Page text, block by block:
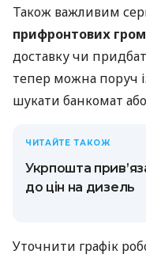
Також важливим
прифронтових
доставку чи
тепер можна поруч
шукати банкомат
ЧИТАЙТЕ ТАКОЖ
Укрпошта
до цін на дизель
Уточнити графік